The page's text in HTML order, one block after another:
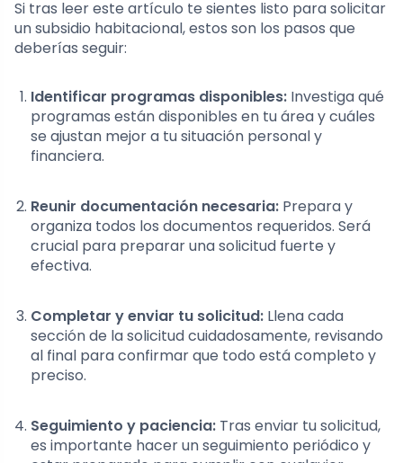
Si tras leer este artículo te sientes listo para solicitar
un subsidio habitacional, estos son los pasos que
deberías seguir:
Identificar programas disponibles: Investiga qué
programas están disponibles en tu área y cuáles
se ajustan mejor a tu situación personal y
financiera.
Reunir documentación necesaria: Prepara y
organiza todos los documentos requeridos. Será
crucial para preparar una solicitud fuerte y
efectiva.
Completar y enviar tu solicitud: Llena cada
sección de la solicitud cuidadosamente, revisando
al final para confirmar que todo está completo y
preciso.
Seguimiento y paciencia: Tras enviar tu solicitud,
es importante hacer un seguimiento periódico y